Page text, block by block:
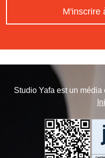
M'inscrire
Studio Yafa est un média